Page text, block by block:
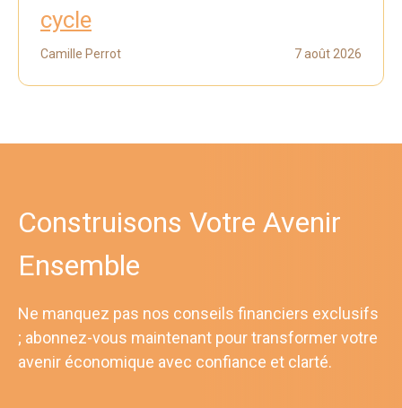
cycle
Camille Perrot 7 août 2026
Construisons Votre Avenir
Ensemble
Ne manquez pas nos conseils financiers exclusifs
; abonnez-vous maintenant pour transformer votre
avenir économique avec confiance et clarté.